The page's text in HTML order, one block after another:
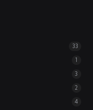
33
1
3
2
4